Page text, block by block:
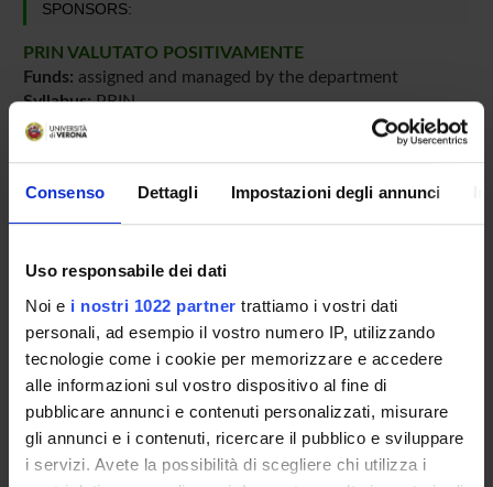
Consenso Dettagli Impostazioni degli annunci
Uso responsabile dei dati
Noi e i nostri 1022 partner trattiamo i vostri dati
personali, ad esempio il vostro numero IP, utilizzando
tecnologie come i cookie per memorizzare e accedere
alle informazioni sul vostro dispositivo al fine di
pubblicare annunci e contenuti personalizzati, misurare
gli annunci e i contenuti, ricercare il pubblico e sviluppare
i servizi. Avete la possibilità di scegliere chi utilizza i
SPONSORS:
PRIN VALUTATO POSITIVAMENTE
Funds: assigned and managed by the department
Syllabus:PRIN
PROJECT PARTICIPANTS
Associate Professor
Proteomica strutturale, funzionale e di espressione
Biochemistry & Molecular Biology (DBT)